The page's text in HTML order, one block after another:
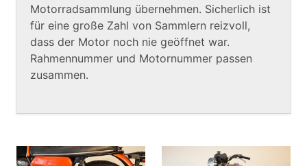
Motorradsammlung übernehmen. Sicherlich ist
für eine große Zahl von Sammlern reizvoll,
dass der Motor noch nie geöffnet war.
Rahmennummer und Motornummer passen
zusammen.